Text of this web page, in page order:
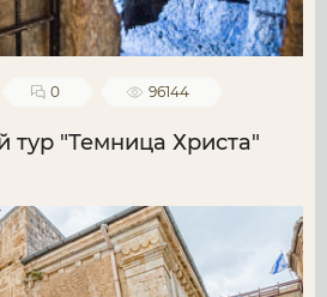
0 96144
тур "Темница Христа"